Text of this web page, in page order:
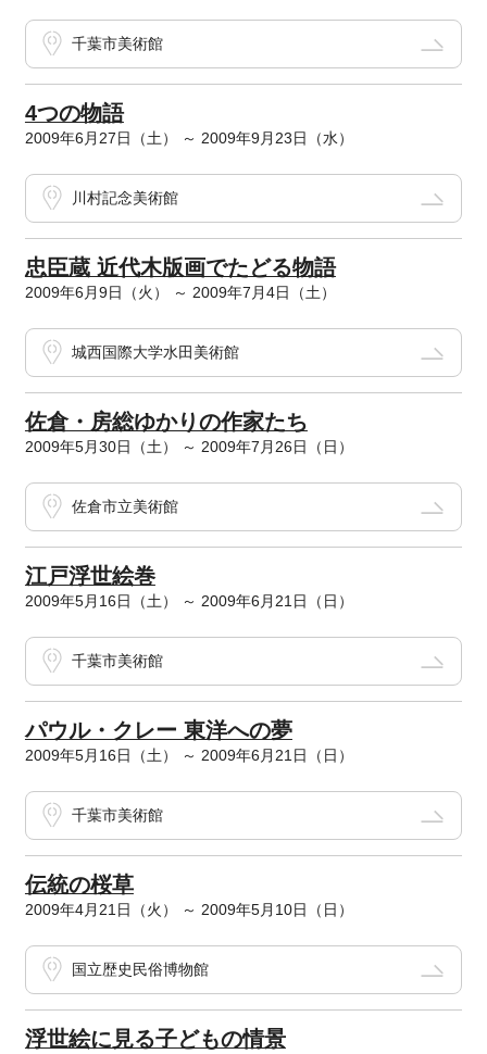
千葉市美術館
4つの物語
2009年6月27日（土） ～ 2009年9月23日（水）
川村記念美術館
忠臣蔵 近代木版画でたどる物語
2009年6月9日（火） ～ 2009年7月4日（土）
城西国際大学水田美術館
佐倉・房総ゆかりの作家たち
2009年5月30日（土） ～ 2009年7月26日（日）
佐倉市立美術館
江戸浮世絵巻
2009年5月16日（土） ～ 2009年6月21日（日）
千葉市美術館
パウル・クレー 東洋への夢
2009年5月16日（土） ～ 2009年6月21日（日）
千葉市美術館
伝統の桜草
2009年4月21日（火） ～ 2009年5月10日（日）
国立歴史民俗博物館
浮世絵に見る子どもの情景